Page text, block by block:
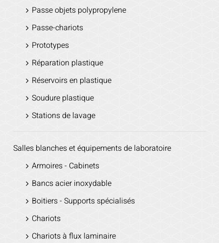
Passe objets polypropylene
Passe-chariots
Prototypes
Réparation plastique
Réservoirs en plastique
Soudure plastique
Stations de lavage
Salles blanches et équipements de laboratoire
Armoires - Cabinets
Bancs acier inoxydable
Boitiers - Supports spécialisés
Chariots
Chariots à flux laminaire